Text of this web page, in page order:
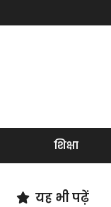
शिक्षा
यह भी पढ़ें